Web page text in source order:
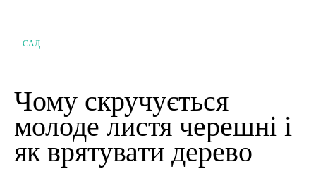
САД
Чому скручується
молоде листя черешні і
як врятувати дерево